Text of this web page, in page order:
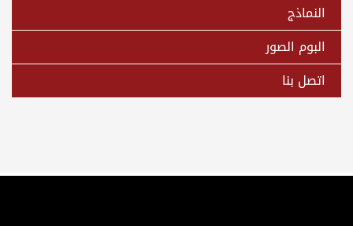
النماذج
البوم الصور
اتصل بنا